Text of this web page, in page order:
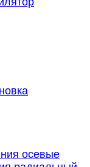
осевые